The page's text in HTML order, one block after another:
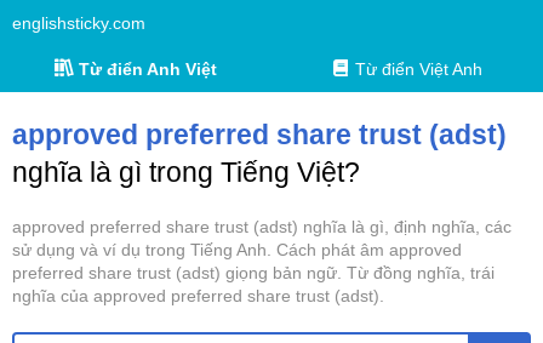
englishsticky.com
Từ điển Anh Việt Từ điển Việt Anh
approved preferred share trust (adst)
nghĩa là gì trong Tiếng Việt?
approved preferred share trust (adst) nghĩa là gì, định nghĩa, các
sử dụng và ví dụ trong Tiếng Anh. Cách phát âm approved
preferred share trust (adst) giọng bản ngữ. Từ đồng nghĩa, trái
nghĩa của approved preferred share trust (adst).